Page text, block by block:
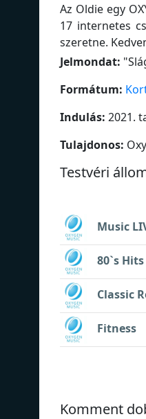
Az Oldie egy
17 internetes
szeretne.
Jelmondat: "
Formátum:
Indulás: 2021.
Tulajdonos:
Testvéri
Music
80`s Hits
Classic
Fitness
Komment